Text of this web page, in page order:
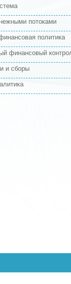
потоками
политика
финансовый
и сборы